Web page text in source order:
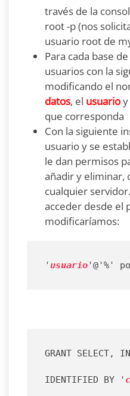
través de la
root -p (nos
usuario root de
Para cada base
usuarios con la
modificando el
datos, el usuarioy
que corresponda
Con la siguiente
usuario y se
le dan permisos
añadir y eliminar,
cualquier
acceder desde el
modificaríamos:
'usuario '@'%'
GRANT SELECT,
IDENTIFIED BY '